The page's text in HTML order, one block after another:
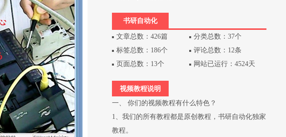
书研自动化
文章总数：426篇
分类总数：37个
标签总数：186个
评论总数：12条
页面总数：13个
网站已运行：4524天
视频教程说明
一、 你们的视频教程有什么特色？
1、我们的所有教程都是原创教程，书研自动化独家
教程。